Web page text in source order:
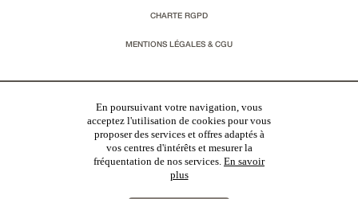
CHARTE RGPD
MENTIONS LÉGALES & CGU
En poursuivant votre navigation, vous
acceptez l'utilisation de cookies pour vous
proposer des services et offres adaptés à
vos centres d'intérêts et mesurer la
fréquentation de nos services. En savoir
plus